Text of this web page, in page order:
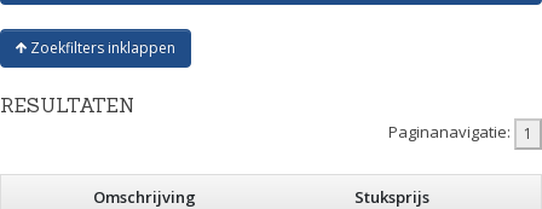
Zoekfilters inklappen
RESULTATEN
Paginanavigatie:
Omschrijving
Stuksprijs